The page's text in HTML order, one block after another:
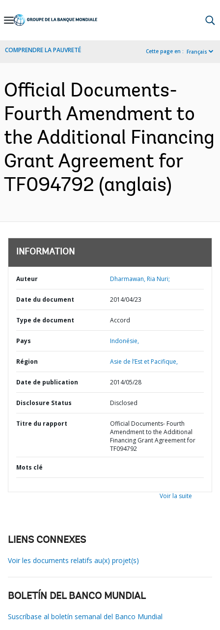
Skip
Navigation
COMPRENDRE LA PAUVRETÉ Cette page en : Français
Official Documents-
Fourth Amendment to
the Additional Financing
Grant Agreement for
TF094792 (anglais)
INFORMATION
Auteur Dharmawan, Ria Nuri;
Date du document 2014/04/23
Type de document Accord
Pays Indonésie,
Région Asie de l’Est et Pacifique,
Date de publication 2014/05/28
Disclosure Status Disclosed
Titre du rapport
Official Documents- Fourth
Amendment to the Additional
Financing Grant Agreement for
TF094792
Mots clé
Voir la suite
LIENS CONNEXES
Voir les documents relatifs au(x) projet(s)
BOLETÍN DEL BANCO MUNDIAL
Suscríbase al boletín semanal del Banco Mundial